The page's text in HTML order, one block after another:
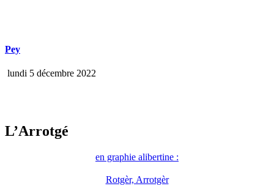
Pey
lundi 5 décembre 2022
L’Arrotgé
en graphie alibertine :
Rotgèr, Arrotgèr